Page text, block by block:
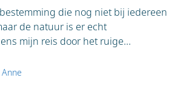
die nog niet bij iedereen
de natuur is er echt
mijn reis door het ruige...